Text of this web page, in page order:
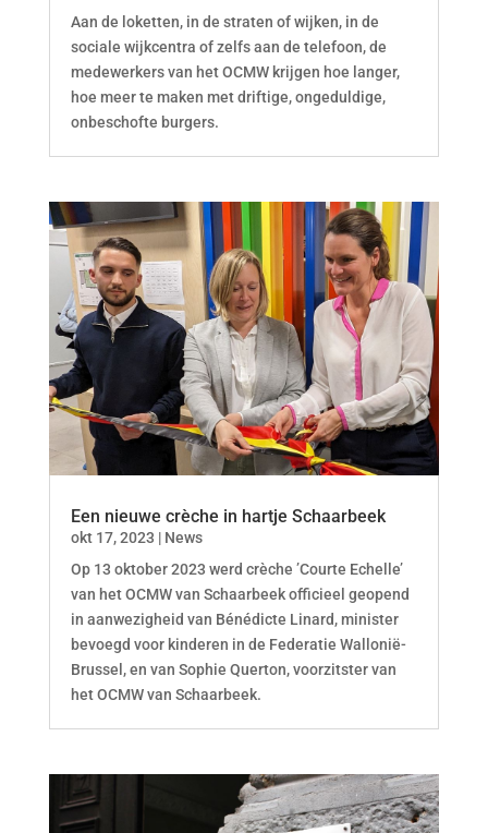
Aan de loketten, in de straten of wijken, in de
sociale wijkcentra of zelfs aan de telefoon, de
medewerkers van het OCMW krijgen hoe langer,
hoe meer te maken met driftige, ongeduldige,
onbeschofte burgers.
Een nieuwe crèche in hartje Schaarbeek
okt 17, 2023 | News
Op 13 oktober 2023 werd crèche ’Courte Echelle’
van het OCMW van Schaarbeek officieel geopend
in aanwezigheid van Bénédicte Linard, minister
bevoegd voor kinderen in de Federatie Wallonië-
Brussel, en van Sophie Querton, voorzitster van
het OCMW van Schaarbeek.